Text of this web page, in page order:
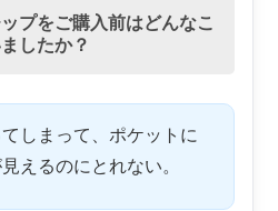
プをご購入前はどんなこ
したか？
しまって、ポケットに
えるのにとれない。